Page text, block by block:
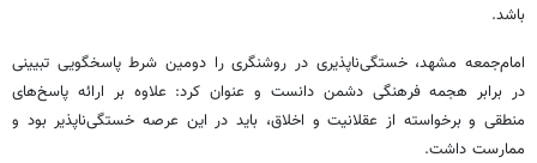
باشد.
امام‌جمعه مشهد، خستگی‌ناپذیری در روشنگری را دومین شرط پاسخگویی تبیینی
در برابر هجمه فرهنگی دشمن دانست و عنوان کرد: علاوه بر ارائه پاسخ‌های
منطقی و برخواسته از عقلانیت و اخلاق، باید در این عرصه خستگی‌ناپذیر بود و
ممارست داشت.